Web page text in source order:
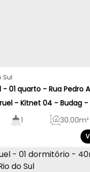
01 quarto - Rua Pedro
- Kitnet 04 - Budag -
Sul
1 30.00m²